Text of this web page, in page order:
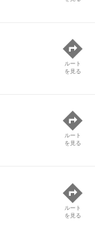
ルート
を見る
ルート
を見る
ルート
を見る